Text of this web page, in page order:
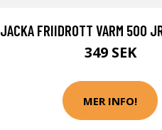
JACKA FRIIDROTT VARM 500
349 SEK
MER INFO!